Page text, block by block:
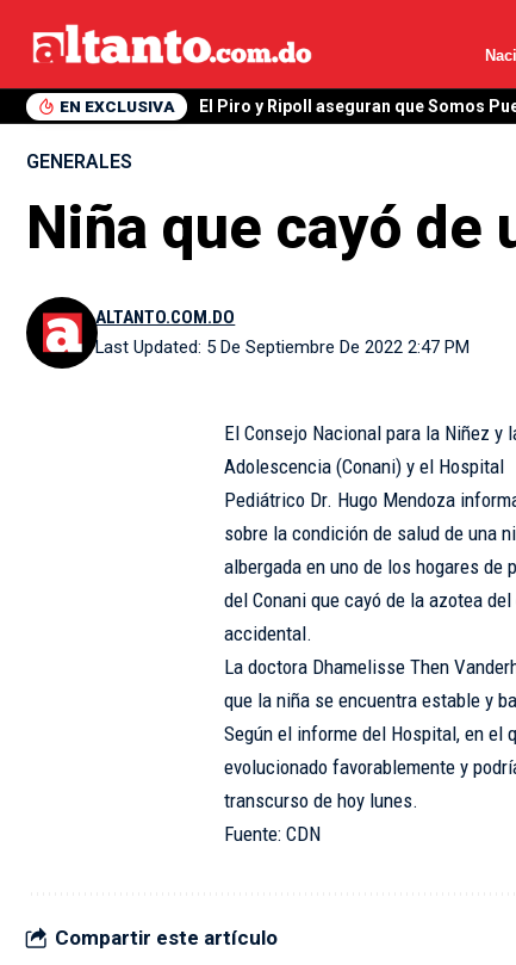
EN EXCLUSIVA El Piro y Ripoll aseguran que Somos
GENERALES
Niña que cayó de
Last Updated: 5 De Septiembre De 2022 2:47 PM
ALTANTO.COM.DO
El Consejo Nacional para la Niñez y
Adolescencia (Conani) y el Hospital
Pediátrico Dr. Hugo Mendoza
sobre la condición de salud de una
albergada en uno de los hogares de
del Conani que cayó de la azotea
accidental.
La doctora Dhamelisse Then
que la niña se encuentra estable y
Según el informe del Hospital, en el
evolucionado favorablemente y
transcurso de hoy lunes.
Fuente: CDN
Compartir este artículo